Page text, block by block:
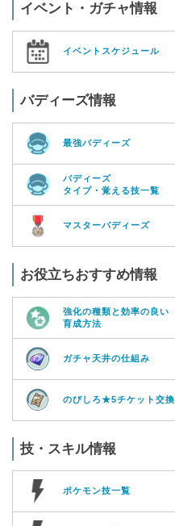
イベント・ガチャ情報
イベントスケジュール
バディーズ情報
最強バディーズ
バディーズ
タイプ・覚える技一覧
マスターバディーズ
お役立ちおすすめ情報
強化の種類と効率の良い
育成方法
ガチャ天井の仕組み
のびしろ★5チケット交換
技・スキル情報
ポケモン技一覧